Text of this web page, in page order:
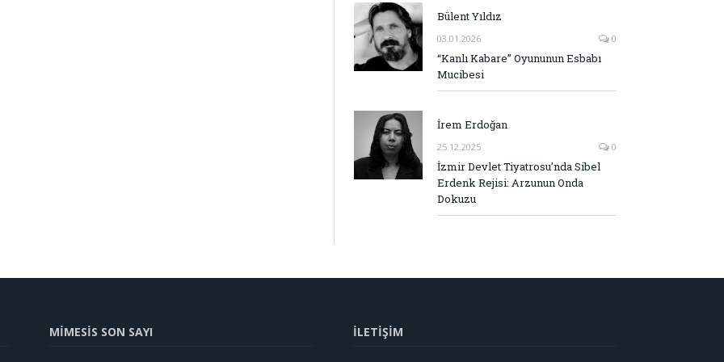
Bülent Yıldız
03.01.2026 0
“Kanlı Kabare” Oyununun Esbabı
Mucibesi
İrem Erdoğan
25.12.2025 0
İzmir Devlet Tiyatrosu’nda Sibel
Erdenk Rejisi: Arzunun Onda
Dokuzu
MİMESİS SON SAYI İLETİŞİM